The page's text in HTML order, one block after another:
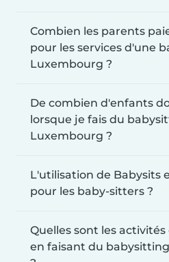
Combien les parents
pour les services d'une
Luxembourg ?
De combien d'enfants
lorsque je fais du
Luxembourg ?
L'utilisation de Babysits
pour les baby-sitters ?
Quelles sont les
en faisant du